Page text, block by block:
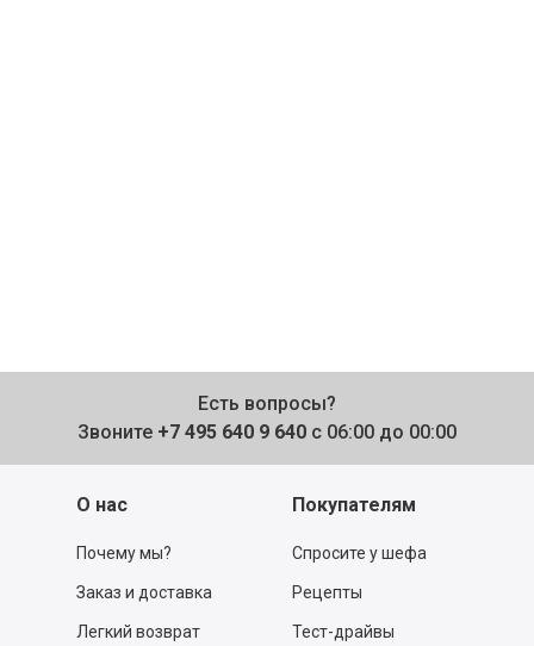
Есть вопросы?
Звоните +7 495 640 9 640 с 06:00 до 00:00
О нас
Почему мы?
Заказ и доставка
Легкий возврат
Покупателям
Спросите у шефа
Рецепты
Тест-драйвы